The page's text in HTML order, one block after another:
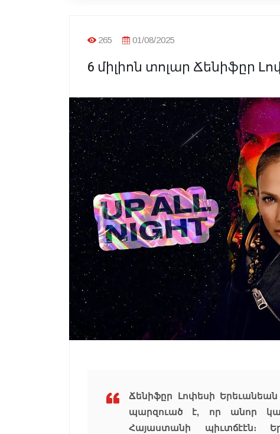
265 01/08/2025
6 միլիոն տոլար Ճենիֆըր
Ճենիֆըր Լոփեսի
պարզուած է, որ անոր
Հայաստանի պիւտճէէն։